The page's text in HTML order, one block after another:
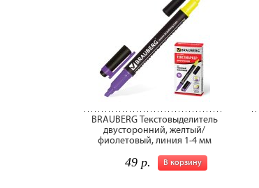
BRAUBERG Текстовыделитель
двусторонний, желтый/
фиолетовый, линия 1-4 мм
В корзину
49 р.